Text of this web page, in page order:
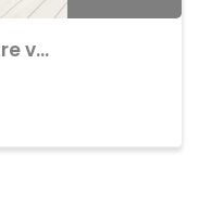
Achat Appartement centre ville